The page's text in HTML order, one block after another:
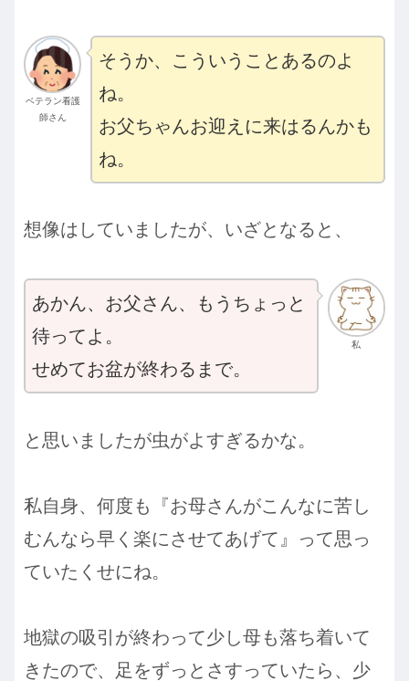
ベテラン看護
師さん
そうか、こういうことあるのよ
ね。
お父ちゃんお迎えに来はるんかも
ね。
想像はしていましたが、いざとなると、
私
あかん、お父さん、もうちょっと
待ってよ。
せめてお盆が終わるまで。
と思いましたが虫がよすぎるかな。
私自身、何度も『お母さんがこんなに苦し
むんなら早く楽にさせてあげて』って思っ
ていたくせにね。
地獄の吸引が終わって少し母も落ち着いて
きたので、足をずっとさすっていたら、少